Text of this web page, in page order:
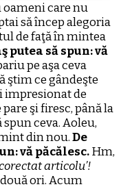
oameni care nu
să încep alegoria
de faţă în mintea
putea să spun: vă
pe aşa ceva
ştim ce gândeşte
impresionat de
şi firesc, până la
spun ceva. Aoleu,
din nou.De
vă păcălesc.Hm,
articolu’!
ori. Acum